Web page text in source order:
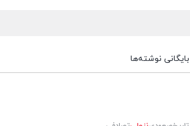
بایگانی نوشته‌ها